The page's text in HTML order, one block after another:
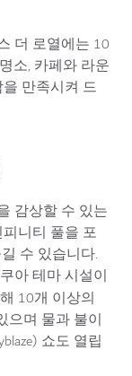
더 로열에는 10
소, 카페와 라운
만족시켜 드
감상할 수 있는
니티 풀을 포
수 있습니다.
아 테마 시설이
10개 이상의
으며 물과 불이
쇼도 열립